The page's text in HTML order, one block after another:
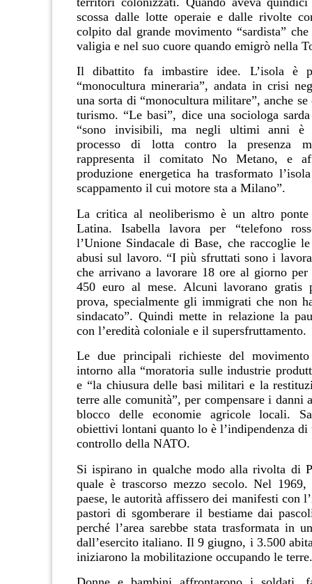
scossa dalle lotte operaie e dalle rivolte
colpito dal grande movimento “sardista”
valigia e nel suo cuore quando emigrò nella
Il dibattito fa imbastire idee. L’isola è
“monocultura mineraria”, andata in crisi
una sorta di “monocultura militare”, anche
turismo. “Le basi”, dice una sociologa
“sono invisibili, ma negli ultimi anni è
processo di lotta contro la presenza
rappresenta il comitato No Metano, e
produzione energetica ha trasformato
scappamento il cui motore sta a Milano”.
La critica al neoliberismo è un altro ponte
Latina. Isabella lavora per “telefono
l’Unione Sindacale di Base, che raccoglie
abusi sul lavoro. “I più sfruttati sono i
che arrivano a lavorare 18 ore al giorno
450 euro al mese. Alcuni lavorano gratis
prova, specialmente gli immigrati che non
sindacato”. Quindi mette in relazione la
con l’eredità coloniale e il supersfruttamento.
Le due principali richieste del movimento
intorno alla “moratoria sulle industrie
e “la chiusura delle basi militari e la
terre alle comunità”, per compensare i danni
blocco delle economie agricole locali.
obiettivi lontani quanto lo è l’indipendenza di
controllo della NATO.
Si ispirano in qualche modo alla rivolta di
quale è trascorso mezzo secolo. Nel
paese, le autorità affissero dei manifesti con
pastori di sgomberare il bestiame dai
perché l’area sarebbe stata trasformata in
dall’esercito italiano. Il 9 giugno, i 3.500
iniziarono la mobilitazione occupando le terre.